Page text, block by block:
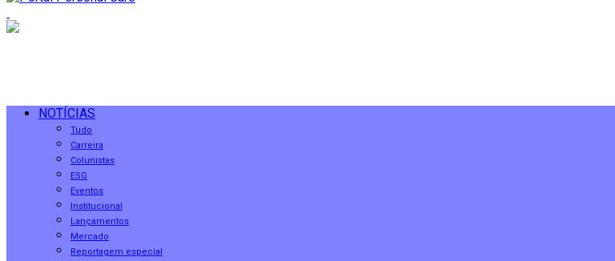
NOTÍCIAS
Tudo
Carreira
Colunistas
ESG
Eventos
Institucional
Lançamentos
Mercado
Reportagem especial